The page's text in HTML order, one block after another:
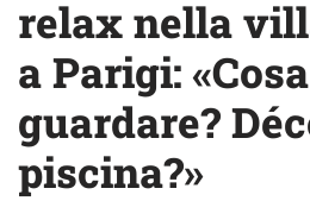
relax nella
a Parigi: «Cosa
guardare?
piscina?»